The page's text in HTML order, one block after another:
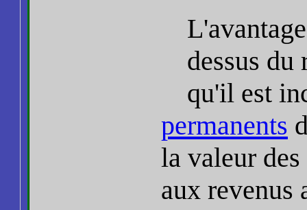
dessus
qu'il est
permanents
la valeur
aux revenus